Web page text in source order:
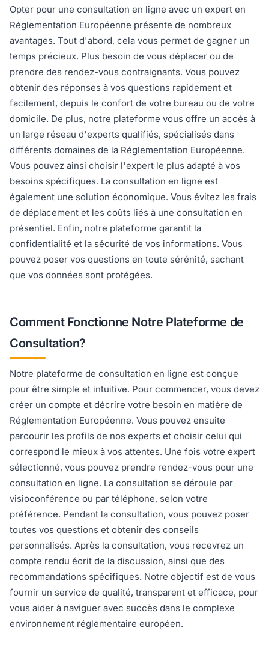
Opter pour une consultation en ligne avec un expert en
Réglementation Européenne présente de nombreux
avantages. Tout d'abord, cela vous permet de gagner un
temps précieux. Plus besoin de vous déplacer ou de
prendre des rendez-vous contraignants. Vous pouvez
obtenir des réponses à vos questions rapidement et
facilement, depuis le confort de votre bureau ou de votre
domicile. De plus, notre plateforme vous offre un accès à
un large réseau d'experts qualifiés, spécialisés dans
différents domaines de la Réglementation Européenne.
Vous pouvez ainsi choisir l'expert le plus adapté à vos
besoins spécifiques. La consultation en ligne est
également une solution économique. Vous évitez les frais
de déplacement et les coûts liés à une consultation en
présentiel. Enfin, notre plateforme garantit la
confidentialité et la sécurité de vos informations. Vous
pouvez poser vos questions en toute sérénité, sachant
que vos données sont protégées.
Comment Fonctionne Notre Plateforme de
Consultation?
Notre plateforme de consultation en ligne est conçue
pour être simple et intuitive. Pour commencer, vous devez
créer un compte et décrire votre besoin en matière de
Réglementation Européenne. Vous pouvez ensuite
parcourir les profils de nos experts et choisir celui qui
correspond le mieux à vos attentes. Une fois votre expert
sélectionné, vous pouvez prendre rendez-vous pour une
consultation en ligne. La consultation se déroule par
visioconférence ou par téléphone, selon votre
préférence. Pendant la consultation, vous pouvez poser
toutes vos questions et obtenir des conseils
personnalisés. Après la consultation, vous recevrez un
compte rendu écrit de la discussion, ainsi que des
recommandations spécifiques. Notre objectif est de vous
fournir un service de qualité, transparent et efficace, pour
vous aider à naviguer avec succès dans le complexe
environnement réglementaire européen.